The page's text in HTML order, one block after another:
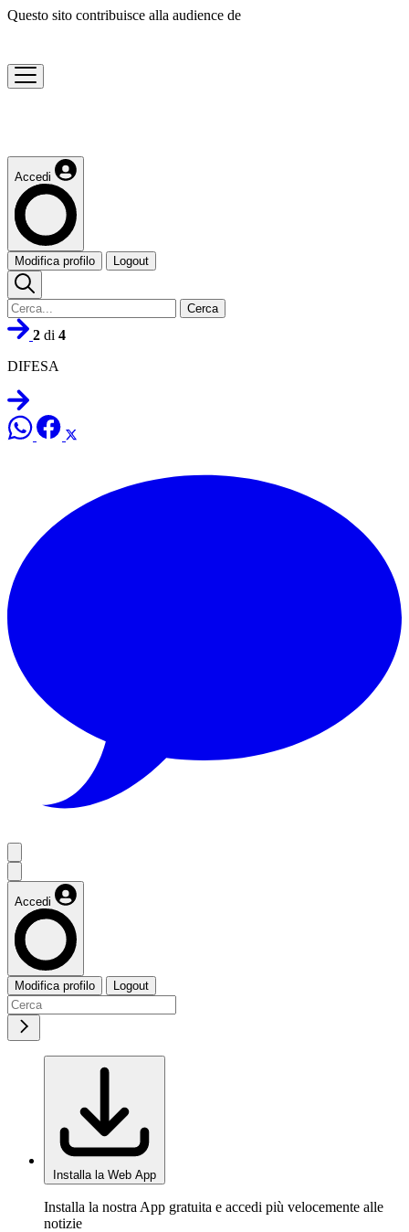
Questo sito contribuisce alla audience de
Accedi
Modifica profilo Logout
Cerca
2 di 4
DIFESA
Accedi
Modifica profilo Logout
Installa la Web App
Installa la nostra App gratuita e accedi più velocemente alle
notizie